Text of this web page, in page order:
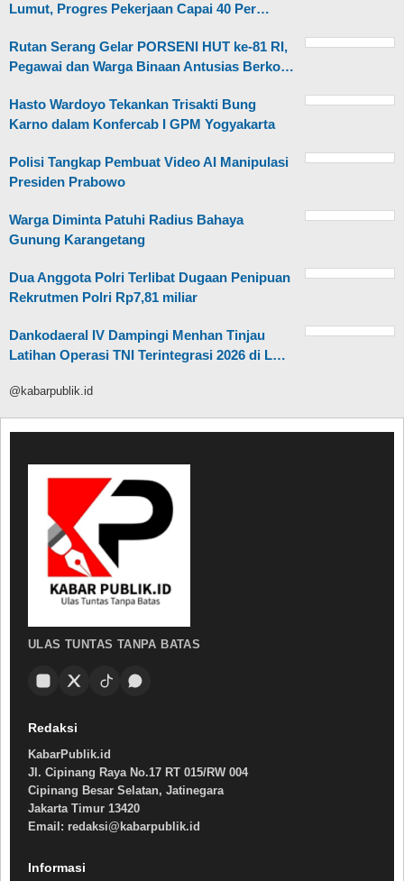
Lumut, Progres Pekerjaan Capai 40 Per…
Rutan Serang Gelar PORSENI HUT ke-81 RI,
Pegawai dan Warga Binaan Antusias Berko…
Hasto Wardoyo Tekankan Trisakti Bung
Karno dalam Konfercab I GPM Yogyakarta
Polisi Tangkap Pembuat Video AI Manipulasi
Presiden Prabowo
Warga Diminta Patuhi Radius Bahaya
Gunung Karangetang
Dua Anggota Polri Terlibat Dugaan Penipuan
Rekrutmen Polri Rp7,81 miliar
Dankodaeral IV Dampingi Menhan Tinjau
Latihan Operasi TNI Terintegrasi 2026 di L…
@kabarpublik.id
ULAS TUNTAS TANPA BATAS
Redaksi
KabarPublik.id
Jl. Cipinang Raya No.17 RT 015/RW 004
Cipinang Besar Selatan, Jatinegara
Jakarta Timur 13420
Email: redaksi@kabarpublik.id
Informasi